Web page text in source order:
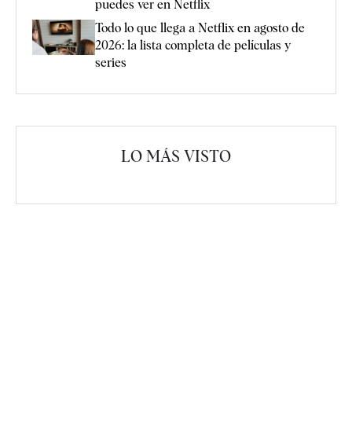
puedes ver en Netflix
Todo lo que llega a Netflix en agosto de
2026: la lista completa de películas y
series
LO MÁS VISTO